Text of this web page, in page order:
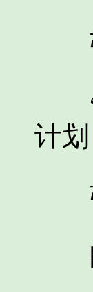
张
“
计
张
盯